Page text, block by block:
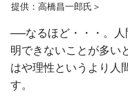
提供：高橋昌一郎氏＞
──なるほど・・・。人
明できないことが多い
はや理性というより人
す。